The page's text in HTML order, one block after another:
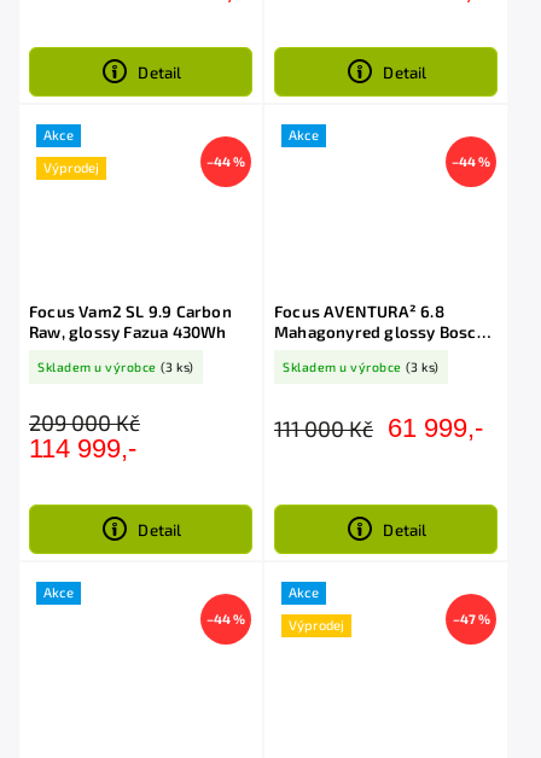
Detail Detail
Akce
Výprodej –44 %
Focus Vam2 SL 9.9 Carbon
Raw, glossy Fazua 430Wh
Skladem u výrobce (3 ks)
209 000 Kč
114 999,-
Detail
Akce
–44 %
Focus AVENTURA² 6.8
Mahagonyred glossy Bosch
Skladem u výrobce (3 ks)
111 000 Kč 61 999,-
Detail
Akce
–44 %
Akce
Výprodej –47 %